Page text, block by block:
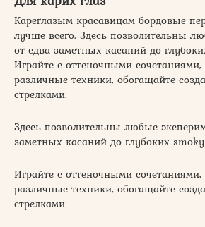
Кареглазым красавицам бордовые
лучше всего. Здесь позволительны
от едва заметных касаний до
Играйте с оттеночными
различные техники, обогащайте
стрелками.
Здесь позволительны любые
заметных касаний до глубоких
Играйте с оттеночными
различные техники, обогащайте
стрелками